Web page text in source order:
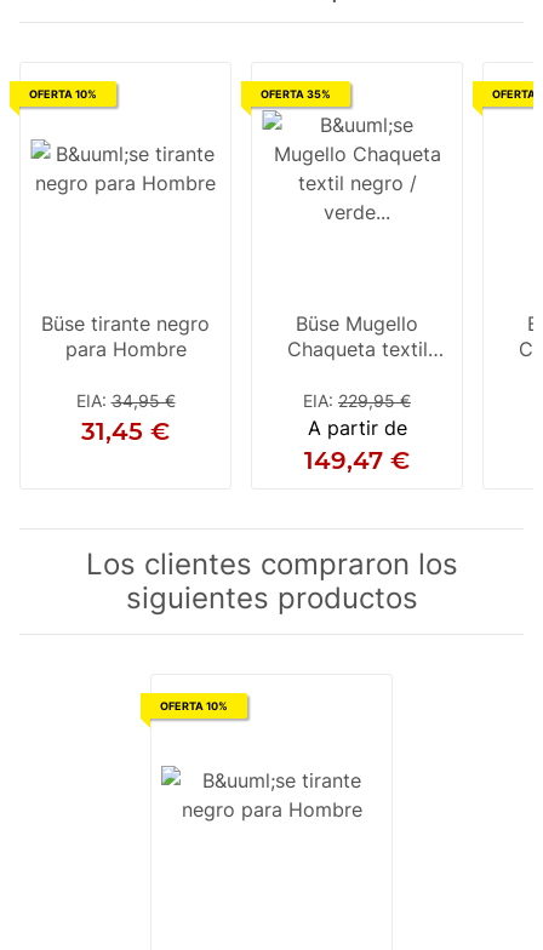
OFERTA 10%
Büse tirante negro
para Hombre
EIA:34,95 €
31,45 €
OFERTA 35%
Büse Mugello
Chaqueta textil
hombres
EIA: 229,95 €
A partir de
149,47 €
OFERTA
Los clientes compraron los
siguientes productos
OFERTA 10%